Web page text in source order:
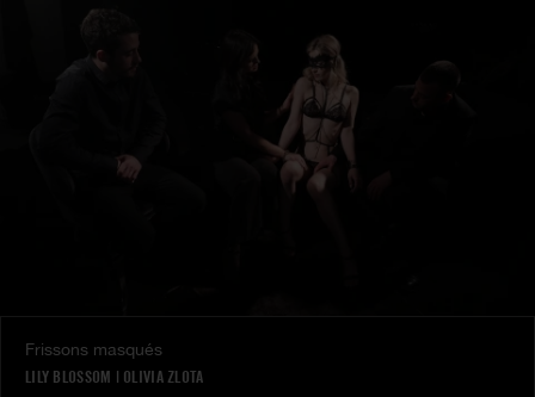
Frissons masqués
LILY BLOSSOM | OLIVIA ZLOTA